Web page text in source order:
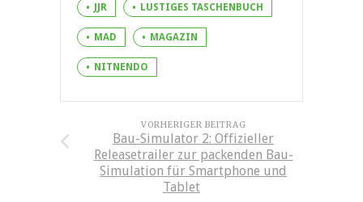
JJR LUSTIGES TASCHENBUCH
MAD MAGAZIN
NITNENDO
VORHERIGER BEITRAG
Bau-Simulator 2: Offizieller
Releasetrailer zur packenden Bau-
Simulation für Smartphone und
Tablet